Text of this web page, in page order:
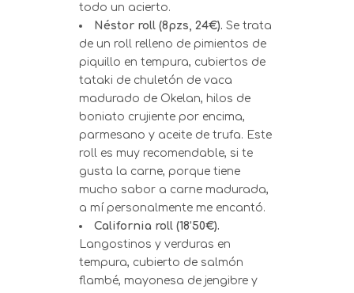
todo un acierto.
Néstor roll (8pzs, 24€). Se trata
de un roll relleno de pimientos de
piquillo en tempura, cubiertos de
tataki de chuletón de vaca
madurado de Okelan, hilos de
boniato crujiente por encima,
parmesano y aceite de trufa. Este
roll es muy recomendable, si te
gusta la carne, porque tiene
mucho sabor a carne madurada,
a mí personalmente me encantó.
California roll (18’50€).
Langostinos y verduras en
tempura, cubierto de salmón
flambé, mayonesa de jengibre y